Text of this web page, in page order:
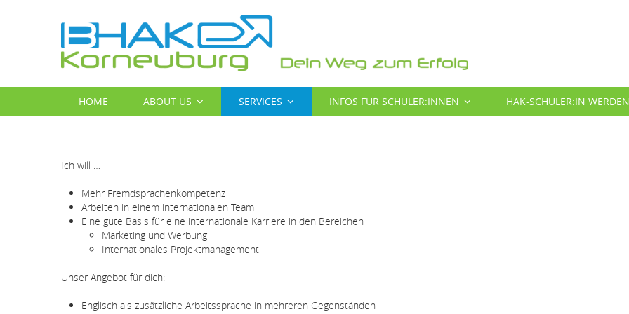
MAIN
NAVIGATION
HOME ABOUT US SERVICES INFOS FÜR SCHÜLER:INNEN HAK-SCHÜLER:IN WERDEN
Ich will …
Mehr Fremdsprachenkompetenz
Arbeiten in einem internationalen Team
Eine gute Basis für eine internationale Karriere in den Bereichen
Marketing und Werbung
Internationales Projektmanagement
Unser Angebot für dich:
Englisch als zusätzliche Arbeitssprache in mehreren Gegenständen